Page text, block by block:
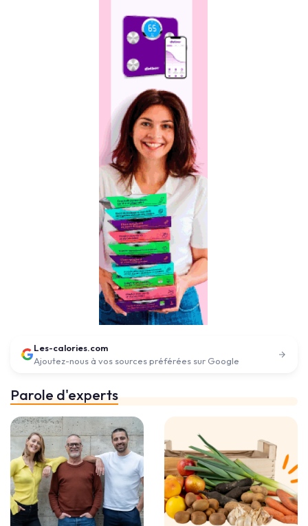
Les-calories.com
Ajoutez-nous à vos sources préférées sur Google
Parole d'experts